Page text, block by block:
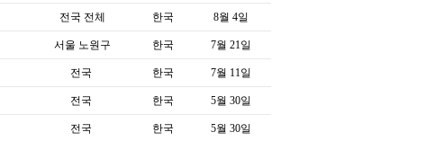
전국 전체 한국 8월 4일
서울 노원구 한국 7월 21일
전국 한국 7월 11일
전국 한국 5월 30일
전국 한국 5월 30일